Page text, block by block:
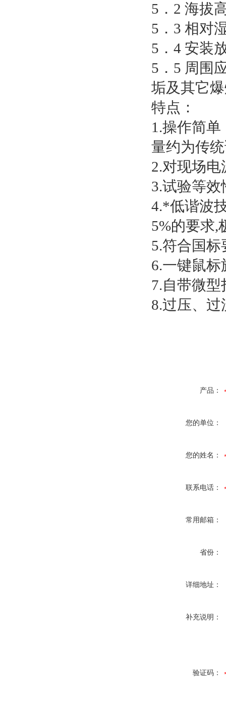
5．2 海拔
5．3 相对
5．4 安装
5．5 周围
垢及其它
特点：
1.操作简
量约为传
2.对现场电
3.试验等效
4.*低谐波
5%的要求,
5.符合国
6.一键鼠
7.自带微
8.过压、
产品：
您的单位：
您的姓名：
联系电话：
常用邮箱：
省份：
详细地址：
补充说明：
验证码：